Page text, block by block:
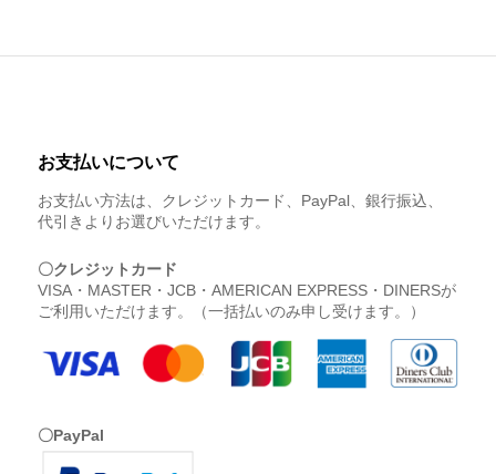
お支払いについて
お支払い方法は、クレジットカード、PayPal、銀行振込、
代引きよりお選びいただけます。
〇クレジットカード
VISA・MASTER・JCB・AMERICAN EXPRESS・DINERSが
ご利用いただけます。（一括払いのみ申し受けます。）
〇PayPal